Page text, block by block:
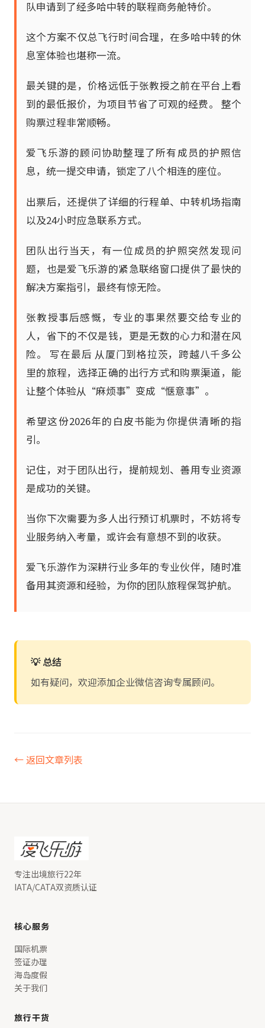
队申请到了经多哈中转的联程商务舱特价。
这个方案不仅总飞行时间合理，在多哈中转的休
息室体验也堪称一流。
最关键的是，价格远低于张教授之前在平台上看
到的最低报价，为项目节省了可观的经费。 整个
购票过程非常顺畅。
爱飞乐游的顾问协助整理了所有成员的护照信
息，统一提交申请，锁定了八个相连的座位。
出票后，还提供了详细的行程单、中转机场指南
以及24小时应急联系方式。
团队出行当天，有一位成员的护照突然发现问
题，也是爱飞乐游的紧急联络窗口提供了最快的
解决方案指引，最终有惊无险。
张教授事后感慨，专业的事果然要交给专业的
人，省下的不仅是钱，更是无数的心力和潜在风
险。 写在最后 从厦门到格拉茨，跨越八千多公
里的旅程，选择正确的出行方式和购票渠道，能
让整个体验从“麻烦事”变成“惬意事”。
希望这份2026年的白皮书能为你提供清晰的指
引。
记住，对于团队出行，提前规划、善用专业资源
是成功的关键。
当你下次需要为多人出行预订机票时，不妨将专
业服务纳入考量，或许会有意想不到的收获。
爱飞乐游作为深耕行业多年的专业伙伴，随时准
备用其资源和经验，为你的团队旅程保驾护航。
💡 总结
如有疑问，欢迎添加企业微信咨询专属顾问。
← 返回文章列表
专注出境旅行22年
IATA/CATA双资质认证
核心服务
国际机票
签证办理
海岛度假
关于我们
旅行干货